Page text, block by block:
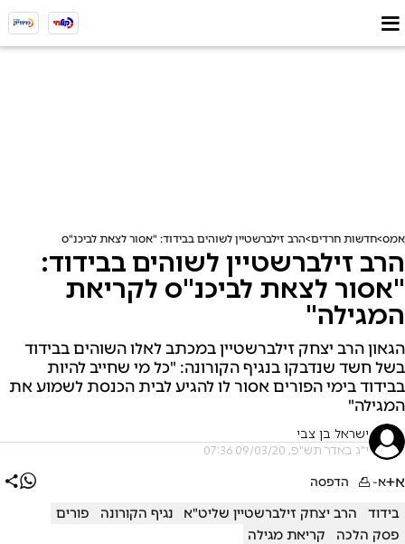
אמס חדשות חרדים הרב זילברשטיין לשוהים בבידוד: "אסור לצאת לביכנ"ס לקריאת
הרב זילברשטיין לשוהים בבידוד:
"אסור לצאת לביכנ"ס לקריאת
המגילה"
הגאון הרב יצחק זילברשטיין במכתב לאלו השוהים בבידוד
בשל חשד שנדבקו בנגיף הקורונה: "כל מי שחייב להיות
בבידוד בימי הפורים אסור לו להגיע לבית הכנסת לשמוע את
המגילה"
ישראל בן צבי
י"ג באדר תש"פ, 09/03/20 07:36
א+א- הדפסה
בידוד הרב יצחק זילברשטיין שליט"א נגיף הקורונה
פורים
פסק הלכה
קריאת מגילה